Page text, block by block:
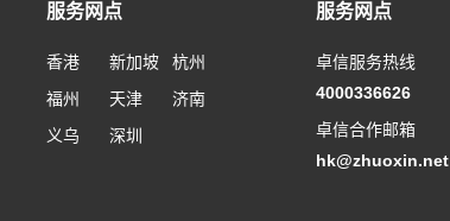
服务网点
香港 新加坡
杭州
福州
天津
济南
义乌
深圳
服务网点
卓信服务热线
4000336626
卓信合作邮箱
hk@zhuoxin.net